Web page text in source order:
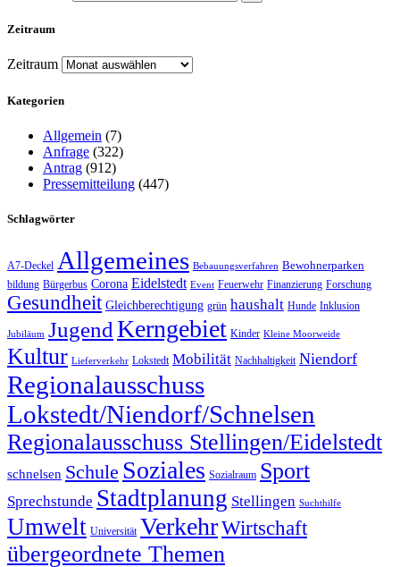
Zeitraum
Zeitraum
Kategorien
Allgemein (7)
Anfrage (322)
Antrag (912)
Pressemitteilung (447)
Schlagwörter
A7-Deckel Allgemeines Bebauungsverfahren Bewohnerparken
bildung Bürgerbus Corona Eidelstedt Event Feuerwehr Finanzierung Forschung
Gesundheit Gleichberechtigung grün haushalt Hunde Inklusion
Jubiläum Jugend Kerngebiet Kinder Kleine Moorweide
Kultur Lieferverkehr Lokstedt Mobilität Nachhaltigkeit Niendorf
Regionalausschuss
Lokstedt/Niendorf/Schnelsen
Regionalausschuss Stellingen/Eidelstedt
schnelsen Schule Soziales Sozialraum Sport
Sprechstunde Stadtplanung Stellingen Suchthilfe
Umwelt Universität VerkehrWirtschaft
übergeordnete Themen